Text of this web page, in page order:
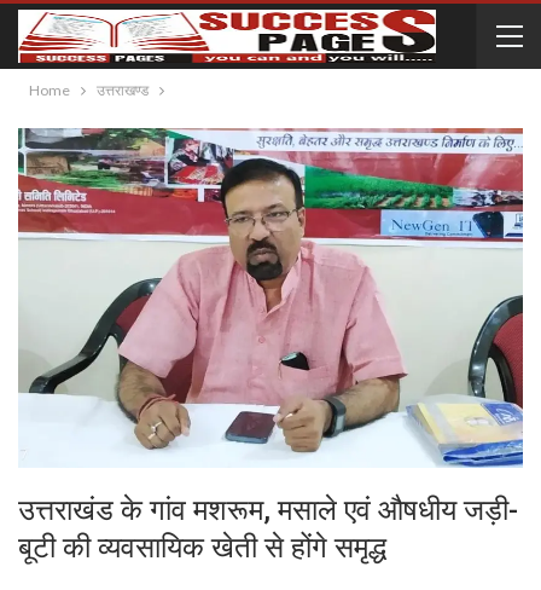
Home उत्तराखण्ड
उत्तराखंड के गांव मशरूम, मसाले एवं औषधीय जड़ी-
बूटी की व्यवसायिक खेती से होंगे समृद्ध